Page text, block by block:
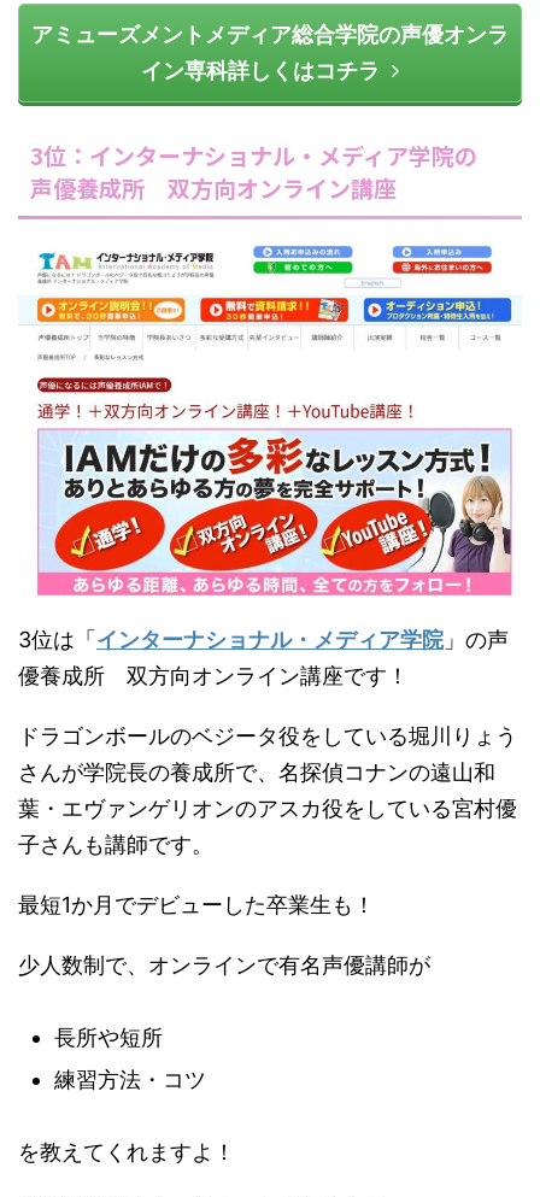
アミューズメントメディア総合学院の声優オンラ
イン専科詳しくはコチラ
3位：インターナショナル・メディア学院の
声優養成所 双方向オンライン講座
3位は「インターナショナル・メディア学院」の声
優養成所 双方向オンライン講座です！
ドラゴンボールのベジータ役をしている堀川りょう
さんが学院長の養成所で、名探偵コナンの遠山和
葉・エヴァンゲリオンのアスカ役をしている宮村優
子さんも講師です。
最短1か月でデビューした卒業生も！
少人数制で、オンラインで有名声優講師が
長所や短所
練習方法・コツ
を教えてくれますよ！